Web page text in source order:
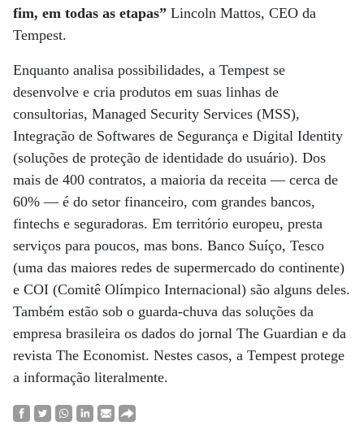
fim, em todas as etapas” Lincoln Mattos, CEO da
Tempest.
Enquanto analisa possibilidades, a Tempest se
desenvolve e cria produtos em suas linhas de
consultorias, Managed Security Services (MSS),
Integração de Softwares de Segurança e Digital Identity
(soluções de proteção de identidade do usuário). Dos
mais de 400 contratos, a maioria da receita — cerca de
60% — é do setor financeiro, com grandes bancos,
fintechs e seguradoras. Em território europeu, presta
serviços para poucos, mas bons. Banco Suíço, Tesco
(uma das maiores redes de supermercado do continente)
e COI (Comitê Olímpico Internacional) são alguns deles.
Também estão sob o guarda-chuva das soluções da
empresa brasileira os dados do jornal The Guardian e da
revista The Economist. Nestes casos, a Tempest protege
a informação literalmente.